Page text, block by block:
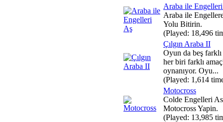
Araba ile
Araba ile
Yolu Bitirin.
(Played: 18,496
Çılgın Araba II
Oyun da beş
her biri farklı
oynanıyor. Oyu...
(Played: 1,614
Motocross
Colde Engelleri
Motocross Yapin.
(Played: 13,985